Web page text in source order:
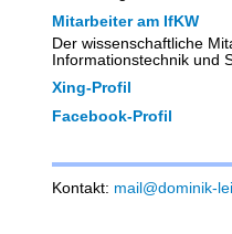
Mitarbeiter am IfKW
Der wissenschaftliche
Informationstechnik und
Xing-Profil
Facebook-Profil
Kontakt: mail@dominik-